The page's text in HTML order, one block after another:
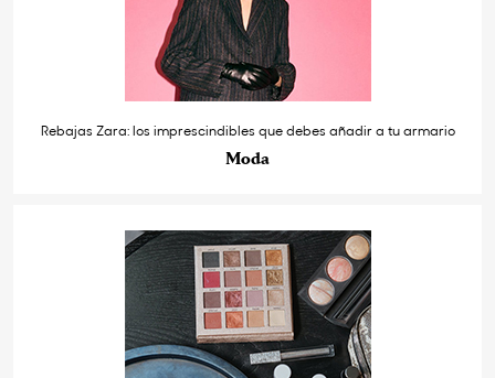
Rebajas Zara: los imprescindibles que debes añadir a tu armario
Moda